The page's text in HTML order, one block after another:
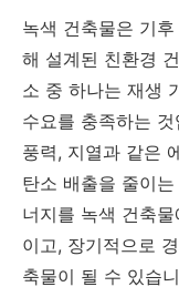
녹색 건축물은 기
해 설계된 친환경
소 중 하나는 재생
수요를 충족하는
풍력, 지열과 같은
탄소 배출을 줄이
너지를 녹색 건축
이고, 장기적으로
축물이 될 수 있습